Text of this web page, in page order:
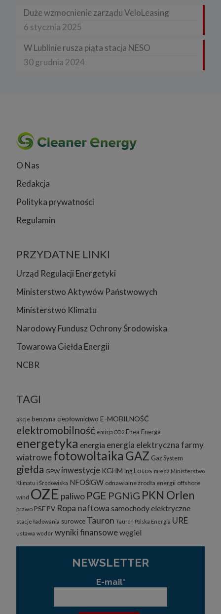
Duże wzmocnienie zarządu VeloLeasing
6 stycznia 2025
W Lublinie rusza piąta stacja NESO
30 grudnia 2024
O Nas
Redakcja
Polityka prywatności
Regulamin
PRZYDATNE LINKI
Urząd Regulacji Energetyki
Ministerstwo Aktywów Państwowych
Ministerstwo Klimatu
Narodowy Fundusz Ochrony Środowiska
Towarowa Giełda Energii
NCBR
TAGI
akcje benzyna ciepłownictwo E-MOBILNOŚĆ
elektromobilność emisja CO2 Enea Energa
energetyka energia energia elektrycznafarmy
wiatrowefotowoltaika GAZ Gaz System
giełda GPW inwestycje KGHM lng Lotos miedź Ministerstwo
Klimatu i Środowiska NFOŚiGW odnawialne żrodła energii offshore
wind OZE paliwo PGE PGNiG PKN Orlen
prawo PSE PV Ropa naftowa samochody elektryczne
stacje ładowania surowce Tauron Tauron Polska Energia URE
ustawa wodór wyniki finansowewęgiel
NEWSLETTER
E-mail*